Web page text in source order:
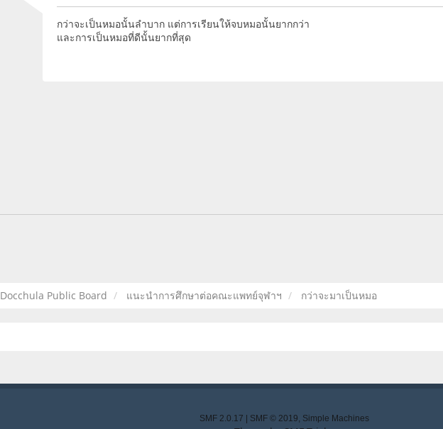
กว่าจะเป็นหมอนั้นลำบาก แต่การเรียนให้จบหมอนั้นยากกว่า
และการเป็นหมอที่ดีนั้นยากที่สุด
Docchula Public Board แนะนำการศึกษาต่อคณะแพทย์จุฬาฯ กว่าจะมาเป็นหมอ
SMF 2.0.17 | SMF © 2019 Simple Machines